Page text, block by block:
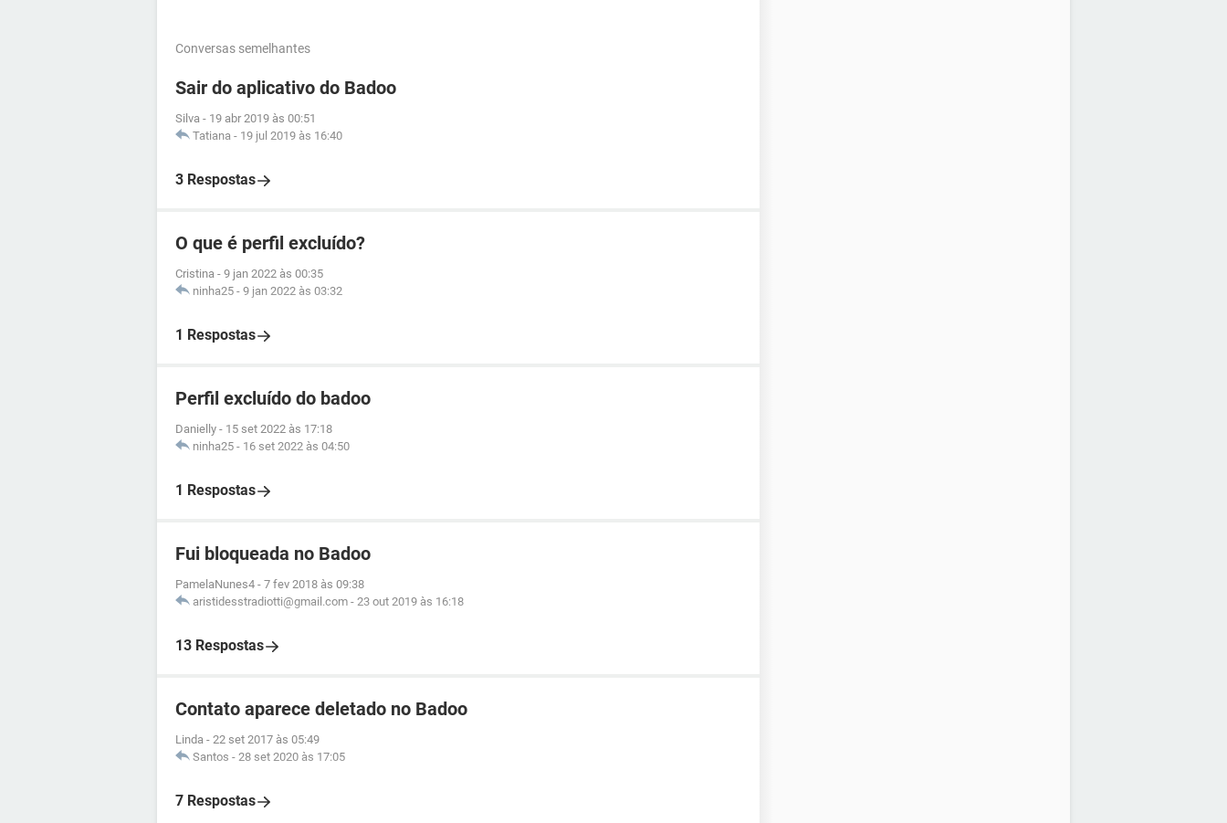
Conversas semelhantes
Sair do aplicativo do Badoo
Silva - 19 abr 2019 às 00:51
Tatiana - 19 jul 2019 às 16:40
3 Respostas
O que é perfil excluído?
Cristina - 9 jan 2022 às 00:35
ninha25 - 9 jan 2022 às 03:32
1 Respostas
Perfil excluído do badoo
Danielly - 15 set 2022 às 17:18
ninha25 - 16 set 2022 às 04:50
1 Respostas
Fui bloqueada no Badoo
PamelaNunes4 - 7 fev 2018 às 09:38
aristidesstradiotti@gmail.com - 23 out 2019 às 16:18
13 Respostas
Contato aparece deletado no Badoo
Linda - 22 set 2017 às 05:49
Santos - 28 set 2020 às 17:05
7 Respostas